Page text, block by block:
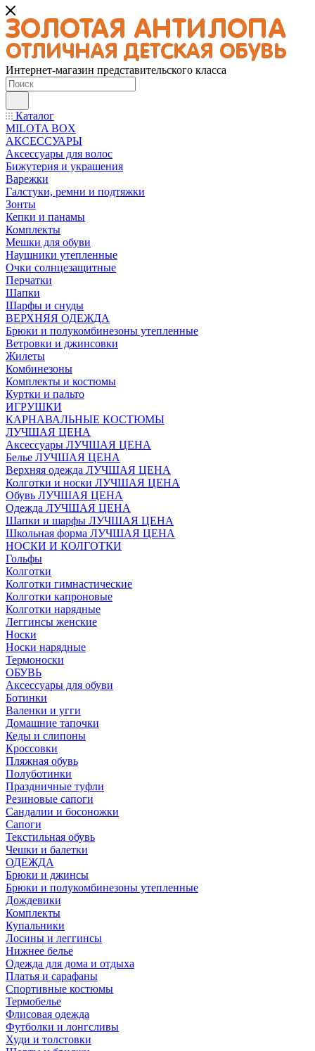
Интернет-магазин представительского класса
Каталог
MILOTA BOX
АКСЕССУАРЫ
Аксессуары для волос
Бижутерия и украшения
Варежки
Галстуки, ремни и подтяжки
Зонты
Кепки и панамы
Комплекты
Мешки для обуви
Наушники утепленные
Очки солнцезащитные
Перчатки
Шапки
Шарфы и снуды
ВЕРХНЯЯ ОДЕЖДА
Брюки и полукомбинезоны утепленные
Ветровки и джинсовки
Жилеты
Комбинезоны
Комплекты и костюмы
Куртки и пальто
ИГРУШКИ
КАРНАВАЛЬНЫЕ КОСТЮМЫ
ЛУЧШАЯ ЦЕНА
Аксессуары ЛУЧШАЯ ЦЕНА
Белье ЛУЧШАЯ ЦЕНА
Верхняя одежда ЛУЧШАЯ ЦЕНА
Колготки и носки ЛУЧШАЯ ЦЕНА
Обувь ЛУЧШАЯ ЦЕНА
Одежда ЛУЧШАЯ ЦЕНА
Шапки и шарфы ЛУЧШАЯ ЦЕНА
Школьная форма ЛУЧШАЯ ЦЕНА
НОСКИ И КОЛГОТКИ
Гольфы
Колготки
Колготки гимнастические
Колготки капроновые
Колготки нарядные
Леггинсы женские
Носки
Носки нарядные
Термоноски
ОБУВЬ
Аксессуары для обуви
Ботинки
Валенки и угги
Домашние тапочки
Кеды и слипоны
Кроссовки
Пляжная обувь
Полуботинки
Праздничные туфли
Резиновые сапоги
Сандалии и босоножки
Сапоги
Текстильная обувь
Чешки и балетки
ОДЕЖДА
Брюки и джинсы
Брюки и полукомбинезоны утепленные
Дождевики
Комплекты
Купальники
Лосины и леггинсы
Нижнее белье
Одежда для дома и отдыха
Платья и сарафаны
Спортивные костюмы
Термобелье
Флисовая одежда
Футболки и лонгсливы
Худи и толстовки